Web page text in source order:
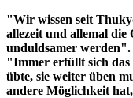
"Wir wissen seit
allezeit und allemal die
unduldsamer werden".
"Immer erfüllt sich das
übte, sie weiter üben
andere Möglichkeit